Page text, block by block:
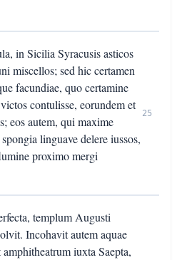
in Sicilia Syracusis asticos
miscellos; sed hic certamen
facundiae, quo certamine
contulisse, eorundem et
eos autem, qui maxime
linguave delere iussos,
proximo mergi
25
templum Augusti
Incohavit autem aquae
iuxta Saepta,